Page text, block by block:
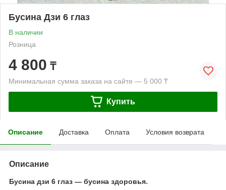
Бусина Дзи 6 глаз
В наличии
Розница
4 800 ₸
Минимальная сумма заказа на сайте — 5 000 ₸
Купить
Описание Доставка Оплата Условия возврата
Описание
Бусина дзи 6 глаз — бусина здоровья.